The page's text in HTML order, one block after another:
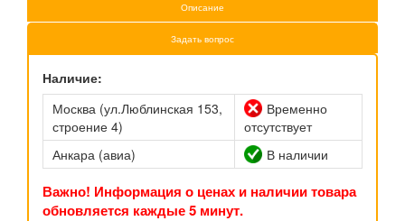
Описание
Задать вопрос
Наличие:
Москва (ул.Люблинская 153,
строение 4)
Временно
отсутствует
Анкара (авиа)
В наличии
Важно! Информация о ценах и наличии товара
обновляется каждые 5 минут.